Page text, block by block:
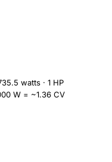
watts · 1 HP
W = ~1.36 CV